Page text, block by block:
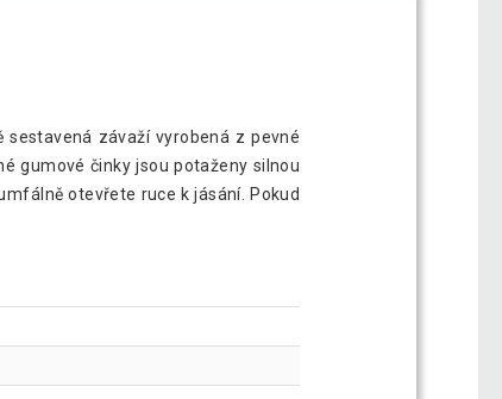
závaží vyrobená z pevné
gumové činky jsou potaženy silnou
otevřete ruce k jásání. Pokud